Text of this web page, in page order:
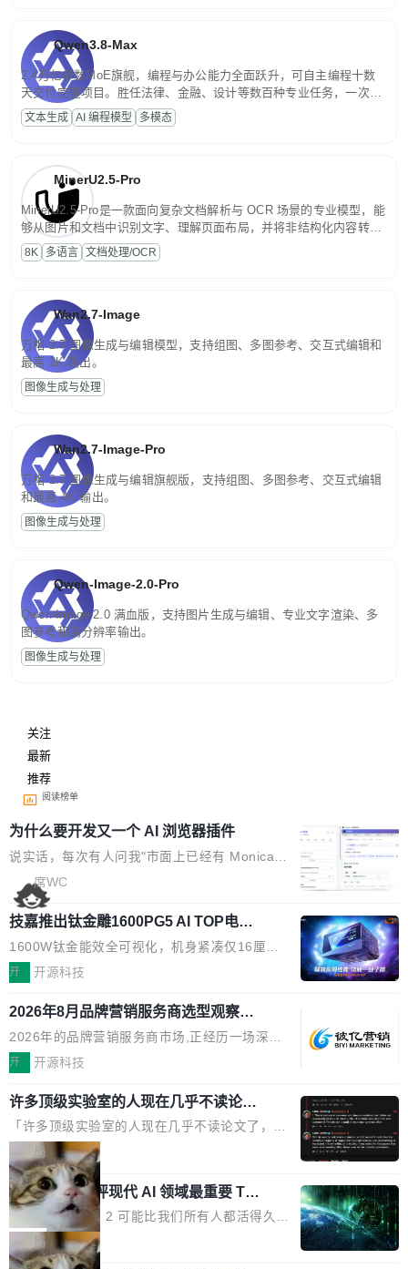
Qwen3.8-Max
2.4万亿参数MoE旗舰，编程与办公能力全面跃升，可自主编程十数
天交付完整项目。胜任法律、金融、设计等数百种专业任务，一次对
话端到端交付生产级成果。原生视觉理解贯穿规划、执行与验证全流
程，支持超长文档与长视频的深度语义解析。长程任务中自主规划与
文本生成 AI 编程模型 多模态
MinerU2.5-Pro
MinerU2.5-Pro是一款面向复杂文档解析与 OCR 场景的专业模型，能
够从图片和文档中识别文字、理解页面布局，并将非结构化内容转换
为便于存储、检索和二次处理的结构化结果。
8K 多语言 文档处理/OCR
Wan2.7-Image
万相 2.7 图像生成与编辑模型，支持组图、多图参考、交互式编辑和
最高 2K 输出。
图像生成与处理
Wan2.7-Image-Pro
万相 2.7 图像生成与编辑旗舰版，支持组图、多图参考、交互式编辑
和最高 4K 输出。
图像生成与处理
Qwen-Image-2.0-Pro
Qwen-Image-2.0 满血版，支持图片生成与编辑、专业文字渲染、多
图参考和高分辨率输出。
图像生成与处理
关注
最新
推荐
阅读榜单
为什么要开发又一个 AI 浏览器插件
说实话，每次有人问我"市面上已经有 Monica、
Sider、Copilot for Chrome 这些 AI 浏览器插件
了，你为什么还要再做一个"，我都觉得这个问题
问得好。 因为我自己也是从用户变成开发者的。
现有产品的天花板 我用过不少 AI 浏览器插件。
刚开始觉得都挺好——选中一段文字，弹出解
要。但用久了你会发现，它们本质上都是同一类
东西：一个带网页上下文的聊天框。 它们能读取
页面的文本，然后把文本丢给大模型，再返回一
段回答。仅此而已。 这当然有用，但总觉得差点
意思。比如我在一个后台管理系统里，需要填50
个表单字段，每个字段还有联动逻辑；比如我
想...
席WC
技嘉推出钛金雕1600PG5 AI TOP电
源：为发烧级主机与本地AI算力打造旗
舰供电方案
1600W钛金能效全可视化，机身紧凑仅16厘米
继2026台北电脑展首度亮相后，技嘉科技近日正
电源专为发烧级DIY主机与本地AI算力平台打
造，整机长度仅16厘米，提供1600W额定功率
与80PLUS钛金能效；支持ATX 3.1与PCIe 5.1
规范，结合服务器级元件、完善供电线材与内置
实时LCD监控屏，可充分满足当下高阶PC主机
的严苛使用需求。 澎湃功率，紧凑机身 钛金雕1
600PG5 AI TOP具备强悍输出功率，同时实现
机身尺寸大幅精简。整机长度仅16厘米，属于同
功率段机身尺寸十分紧凑的1600W电源产品。小
巧机身有效提升市面主流标准A...
开 开源科技
2026年8月品牌营销服务商选型观察：
从流量思维到品牌资产思维的范式转移
2026年的品牌营销服务商市场,正经历一场深刻
的价值重构。全球全案品牌代理机构市场从2025
复合增长率达5.44%,预计2032年将突破120亿美
元。数字广告与公共关系相关服务市场更是从20
25年的8463亿美元扩张至2026年的8763亿美
元。数字的背后是一个清晰的事实——品牌对专
业化营销服务的需求从未如此迫切。 但市场扩容
的同时,服务商的竞争逻辑正在改变。2026年Top
Agency年度合辑的观察指出,“产品”这个离消费
者最近的载体,在整个品牌营销层面的权重显著变
开 开源科技
许多顶级实验室的人现在几乎不读论文
了
「许多顶级实验室的人现在几乎不读论文了，而
且他们认为 ICLR/ICML/NeurIPS 充斥着大量过
度宣传和欺诈。」 OpenAI 研究员 Keller Jorda
n 这条推文引发了广泛讨论。他不是在说风凉
话，他是说出了一个圈内人尽皆知但很少公开捅
破的事实。 Jordan 随后补充了一句软化声明：
「我不认为这些会议上大部分论文都在过度宣传
局
xAI 前工程师评现代 AI 领域最重要 Top
3 开源项目
Flash Attention 2 可能比我们所有人都活得久。
这句话不是来自某个技术博客，而是出自 Hieu
Pham 的一条推文。Hieu Pham 是谁？他是 xAI
局